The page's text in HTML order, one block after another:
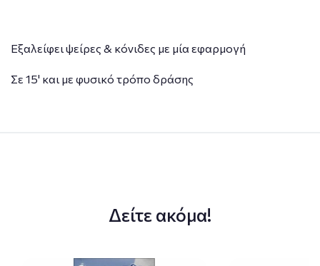
Εξαλείφει ψείρες & κόνιδες με μία εφαρμογή
Σε 15' και με φυσικό τρόπο δράσης
Δείτε ακόμα!